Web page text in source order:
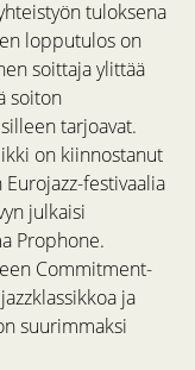
tuloksena
lopputulos on
soittaja ylittää
soiton
tarjoavat.
on kiinnostanut
festivaalia
julkaisi
Prophone.
Commitment-
ja
suurimmaksi